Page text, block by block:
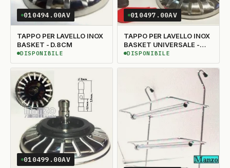
010494.00AV
TAPPO PER LAVELLO INOX
BASKET - D.8CM
DISPONIBILE
DISPONIBILE
010497.00AV
TAPPO PER LAVELLO INOX
BASKET UNIVERSALE -
D.80
DISPONIBILE
DISPONIBILE
010499.00AV